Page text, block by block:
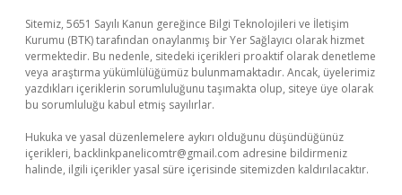
Sitemiz, 5651 Sayılı Kanun gereğince Bilgi Teknolojileri ve İletişim
Kurumu (BTK) tarafından onaylanmış bir Yer Sağlayıcı olarak hizmet
vermektedir. Bu nedenle, sitedeki içerikleri proaktif olarak denetleme
veya araştırma yükümlülüğümüz bulunmamaktadır. Ancak, üyelerimiz
yazdıkları içeriklerin sorumluluğunu taşımakta olup, siteye üye olarak
bu sorumluluğu kabul etmiş sayılırlar.
Hukuka ve yasal düzenlemelere aykırı olduğunu düşündüğünüz
içerikleri, backlinkpanelicomtr@gmail.com adresine bildirmeniz
halinde, ilgili içerikler yasal süre içerisinde sitemizden kaldırılacaktır.